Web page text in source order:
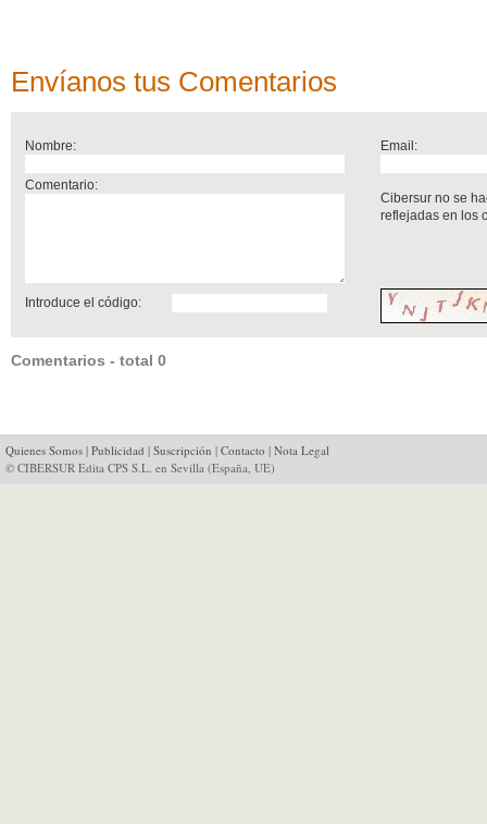
Envíanos tus Comentarios
Nombre: Email:
Comentario:
Cibersur no se
reflejadas en los
Introduce el código:
Comentarios - total 0
Quienes Somos | Publicidad | Suscripción | Contacto | Nota Legal
© CIBERSUR Edita CPS S.L. en Sevilla (España, UE)